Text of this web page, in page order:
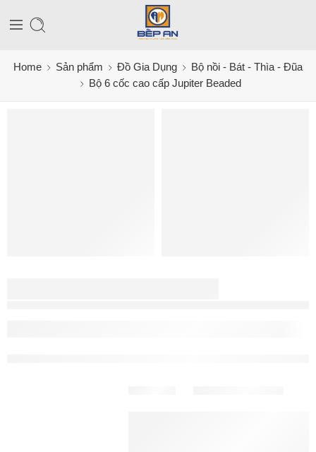
Home Sản phẩm Đồ Gia Dụng
Bộ nồi - Bát - Thìa - Đũa
Bộ 6 cốc cao cấp Jupiter Beaded